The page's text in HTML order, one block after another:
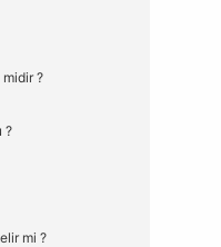
?
?
mi ?